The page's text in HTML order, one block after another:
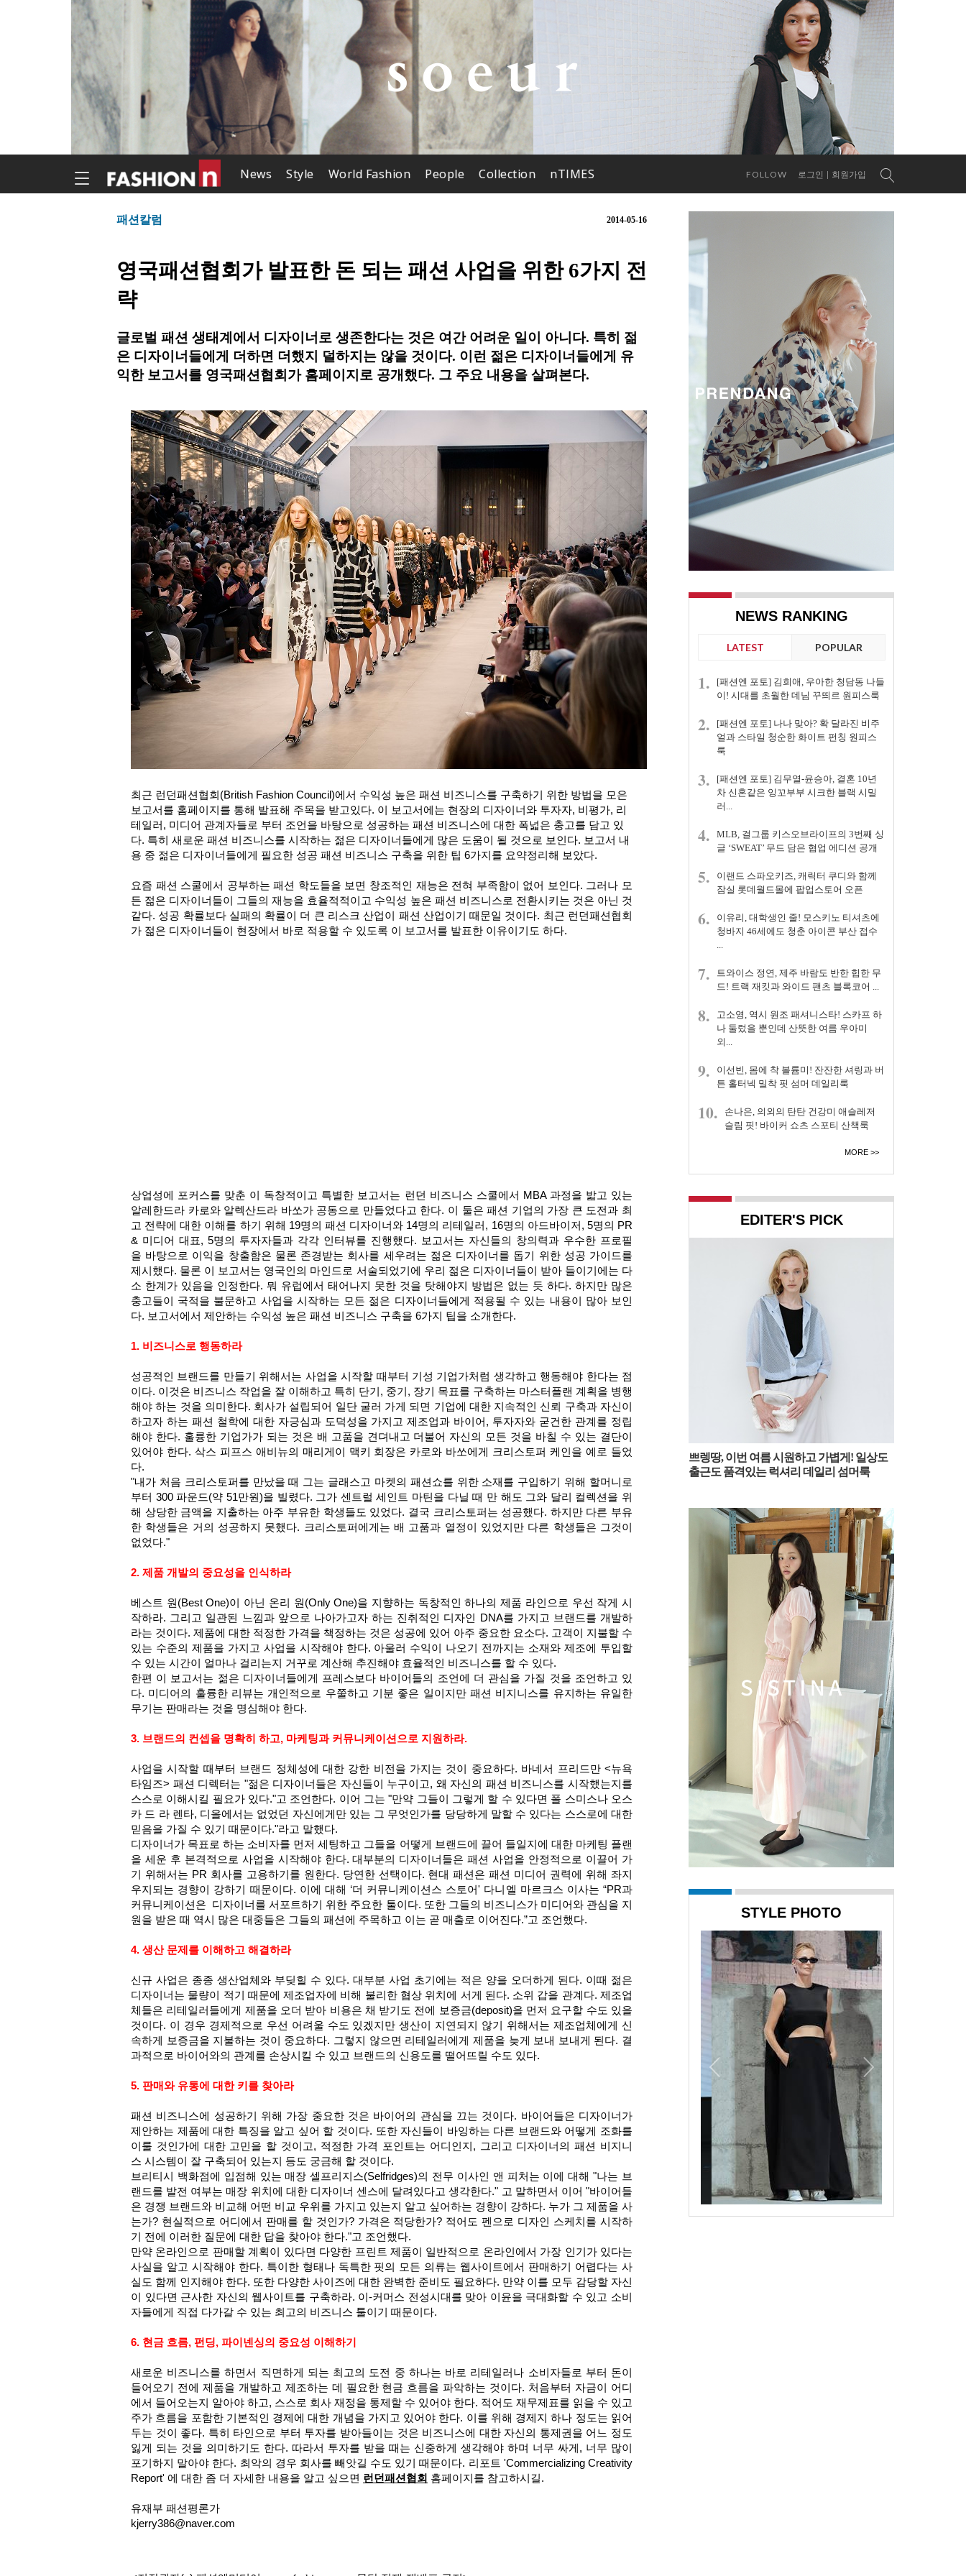
News Style World Fashion People Collection nTIMES FOLLOW 로그인 회원가입
패션칼럼 2014-05-16
영국패션협회가 발표한 돈 되는 패션 사업을 위한 6가지 전
략
글로벌 패션 생태계에서 디자이너로 생존한다는 것은 여간 어려운 일이 아니다. 특히 젊
은 디자이너들에게 더하면 더했지 덜하지는 않을 것이다. 이런 젊은 디자이너들에게 유
익한 보고서를 영국패션협회가 홈페이지로 공개했다. 그 주요 내용을 살펴본다.
최근 런던패션협회(British Fashion Council)에서 수익성 높은 패션 비즈니스를 구축하기 위한 방법을 모은
보고서 를 홈페이지를 통해 발표해 주목을 받고있다. 이 보고서에는 현장의 디자이너와 투자자, 비평가, 리
테일러, 미디어 관계자들로 부터 조언을 바탕으로 성공하는 패션 비즈니스에 대한 폭넓은 충고를 담고 있
다. 특히 새로운 패션 비즈니스를 시작하는 젊은 디자이너들에게 많은 도움이 될 것으로 보인다. 보고서 내
용 중 젊은 디자이너들에게 필요한 성공 패션 비즈니스 구축을 위한 팁 6가지를 요약정리해 보았다.
요즘 패션 스쿨에서 공부하는 패션 학도들을 보면 창조적인 재능은 전혀 부족함이 없어 보인다. 그러나 모
든 젊은 디자이너들이 그들의 재능을 효율적적이고 수익성 높은 패션 비즈니스로 전환시키는 것은 아닌 것
같다. 성공 확률보다 실패의 확률이 더 큰 리스크 산업이 패션 산업이기 때문일 것이다. 최근 런던패션협회
가 젊은 디자이너들이 현장에서 바로 적용할 수 있도록 이 보고서를 발표한 이유이기도 하다.
상업성에 포커스를 맞춘 이 독창적이고 특별한 보고서는 런던 비즈니스 스쿨에서 MBA 과정을 밟고 있는
알레한드라 카로와 알렉산드라 바쏘가 공동으로 만들었다고 한다. 이 둘은 패션 기업의 가장 큰 도전과 최
고 전략에 대한 이해를 하기 위해 19명의 패션 디자이너와 14명의 리테일러, 16명의 아드바이저, 5명의 PR
& 미디어 대표, 5명의 투자자들과 각각 인터뷰를 진행했다. 보고서는 자신들의 창의력과 우수한 프로필
을 바탕으로 이익을 창출함은 물론 존경받는 회사를 세우려는 젊은 디자이너를 돕기 위한 성공 가이드를
제시했다. 물론 이 보고서는 영국인의 마인드로 서술되었기에 우리 젊은 디자이너들이 받아 들이기에는 다
소 한계가 있음을 인정한다. 뭐 유럽에서 태어나지 못한 것을 탓해야지 방법은 없는 듯 하다. 하지만 많은
충고들이 국적을 불문하고 사업을 시작하는 모든 젊은 디자이너들에게 적용될 수 있는 내용이 많아 보인
다. 보고서에서 제안하는 수익성 높은 패션 비즈니스 구축을 6가지 팁을 소개한다.
1. 비즈니스로 행동하라
성공적인 브랜드를 만들기 위해서는 사업을 시작할 때부터 기성 기업가처럼 생각하고 행동해야 한다는 점
이다. 이것은 비즈니스 작업을 잘 이해하고 특히 단기, 중기, 장기 목표를 구축하는 마스터플랜 계획을 병행
해야 하는 것을 의미한다. 회사가 설립되어 일단 굴러 가게 되면 기업에 대한 지속적인 신뢰 구축과 자신이
하고자 하는 패션 철학에 대한 자긍심과 도덕성을 가지고 제조업과 바이어, 투자자와 굳건한 관계를 정립
해야 한다. 훌륭한 기업가가 되는 것은 배 고품을 견뎌내고 더불어 자신의 모든 것을 바칠 수 있는 결단이
있어야 한다. 삭스 피프스 애비뉴의 매리게이 맥키 회장은 카로와 바쏘에게 크리스토퍼 케인을 예로 들었
다.
"내가 처음 크리스토퍼를 만났을 때 그는 글래스고 마켓의 패션쇼를 위한 소재를 구입하기 위해 할머니로
부터 300 파운드(약 51만원)을 빌렸다. 그가 센트럴 세인트 마틴을 다닐 때 만 해도 그와 달리 컬렉션을 위
해 상당한 금액을 지출하는 아주 부유한 학생들도 있었다. 결국 크리스토퍼는 성공했다. 하지만 다른 부유
한 학생들은 거의 성공하지 못했다. 크리스토퍼에게는 배 고품과 열정이 있었지만 다른 학생들은 그것이
없었다."
2. 제품 개발의 중요성을 인식하라
베스트 원(Best One)이 아닌 온리 원(Only One)을 지향하는 독창적인 하나의 제품 라인으로 우선 작게 시
작하라. 그리고 일관된 느낌과 앞으로 나아가고자 하는 진취적인 디자인 DNA를 가지고 브랜드를 개발하
라는 것이다. 제품에 대한 적정한 가격을 책정하는 것은 성공에 있어 아주 중요한 요소다. 고객이 지불할 수
있는 수준의 제품을 가지고 사업을 시작해야 한다. 아울러 수익이 나오기 전까지는 소재와 제조에 투입할
수 있는 시간이 얼마나 걸리는지 거꾸로 계산해 추진해야 효율적인 비즈니스를 할 수 있다.
한편 이 보고서는 젊은 디자이너들에게 프레스보다 바이어들의 조언에 더 관심을 가질 것을 조언하고 있
다. 미디어의 훌륭한 리뷰는 개인적으로 우쭐하고 기분 좋은 일이지만 패션 비지니스를 유지하는 유일한
무기는 판매라는 것을 명심해야 한다.
3. 브랜드의 컨셉을 명확히 하고, 마케팅과 커뮤니케이션으로 지원하라.
사업을 시작할 때부터 브랜드 정체성에 대한 강한 비전을 가지는 것이 중요하다. 바네서 프리드만 <뉴욕
타임즈> 패션 디렉터는 "젊은 디자이너들은 자신들이 누구이고, 왜 자신의 패션 비즈니스를 시작했는지를
스스로 이해시킬 필요가 있다."고 조언한다. 이어 그는 "만약 그들이 그렇게 할 수 있다면 폴 스미스나 오스
카 드 라 렌타, 디올에서는 없었던 자신에게만 있는 그 무엇인가를 당당하게 말할 수 있다는 스스로에 대한
믿음을 가질 수 있기 때문이다."라고 말했다.
디자이너가 목표로 하는 소비자를 먼저 세팅하고 그들을 어떻게 브랜드에 끌어 들일지에 대한 마케팅 플랜
을 세운 후 본격적으로 사업을 시작해야 한다. 대부분의 디자이너들은 패션 사업을 안정적으로 이끌어 가
기 위해서는 PR 회사를 고용하기를 원한다. 당연한 선택이다. 현대 패션은 패션 미디어 권력에 위해 좌지
우지되는 경향이 강하기 때문이다. 이에 대해 ‘더 커뮤니케이션스 스토어' 다니엘 마르크스 이사는 “PR과
커뮤니케이션은 디자이너를 서포트하기 위한 주요한 툴이다. 또한 그들의 비즈니스가 미디어와 관심을 지
원을 받은 때 역시 많은 대중들은 그들의 패션에 주목하고 이는 곧 매출로 이어진다.”고 조언했다.
4. 생산 문제를 이해하고 해결하라
신규 사업은 종종 생산업체와 부딪힐 수 있다. 대부분 사업 초기에는 적은 양을 오더하게 된다. 이때 젊은
디자이너는 물량이 적기 때문에 제조업자에 비해 불리한 협상 위치에 서게 된다. 소위 갑을 관계다. 제조업
체들은 리테일러들에게 제품을 오더 받아 비용은 채 받기도 전에 보증금(deposit)을 먼저 요구할 수도 있을
것이다. 이 경우 경제적으로 우선 어려울 수도 있겠지만 생산이 지연되지 않기 위해서는 제조업체에게 신
속하게 보증금을 지불하는 것이 중요하다. 그렇지 않으면 리테일러에게 제품을 늦게 보내 보내게 된다. 결
과적으로 바이어와의 관계를 손상시킬 수 있고 브랜드의 신용도를 떨어뜨릴 수도 있다.
5. 판매와 유통에 대한 키를 찾아라
패션 비즈니스에 성공하기 위해 가장 중요한 것은 바이어의 관심을 끄는 것이다. 바이어들은 디자이너가
제안하는 제품에 대한 특징을 알고 싶어 할 것이다. 또한 자신들이 바잉하는 다른 브랜드와 어떻게 조화를
이룰 것인가에 대한 고민을 할 것이고, 적정한 가격 포인트는 어디인지, 그리고 디자이너의 패션 비지니
스 시스템이 잘 구축되어 있는지 등도 궁금해 할 것이다.
브리티시 백화점에 입점해 있는 매장 셀프리지스(Selfridges)의 전무 이사인 앤 피처는 이에 대해 "나는 브
랜드를 발전 여부는 매장 위치에 대한 디자이너 센스에 달려있다고 생각한다." 고 말하면서 이어 "바이어들
은 경쟁 브랜드와 비교해 어떤 비교 우위를 가지고 있는지 알고 싶어하는 경향이 강하다. 누가 그 제품을 사
는가? 현실적으로 어디에서 판매를 할 것인가? 가격은 적당한가? 적어도 펜으로 디자인 스케치를 시작하
기 전에 이러한 질문에 대한 답을 찾아야 한다."고 조언했다.
만약 온라인으로 판매할 계획이 있다면 다양한 프린트 제품이 일반적으로 온라인에서 가장 인기가 있다는
사실을 알고 시작해야 한다. 특이한 형태나 독특한 핏의 모든 의류는 웹사이트에서 판매하기 어렵다는 사
실도 함께 인지해야 한다. 또한 다양한 사이즈에 대한 완벽한 준비도 필요하다. 만약 이를 모두 감당할 자신
이 있다면 근사한 자신의 웹사이트를 구축하라. 이-커머스 전성시대를 맞아 이윤을 극대화할 수 있고 소비
자들에게 직접 다가갈 수 있는 최고의 비즈니스 툴이기 때문이다.
6. 현금 흐름, 펀딩, 파이넨싱의 중요성 이해하기
새로운 비즈니스를 하면서 직면하게 되는 최고의 도전 중 하나는 바로 리테일러나 소비자들로 부터 돈이
들어오기 전에 제품을 개발하고 제조하는 데 필요한 현금 흐름을 파악하는 것이다. 처음부터 자금이 어디
에서 들어오는지 알아야 하고, 스스로 회사 재정을 통제할 수 있어야 한다. 적어도 재무제표를 읽을 수 있고
주가 흐름을 포함한 기본적인 경제에 대한 개념을 가지고 있어야 한다. 이를 위해 경제지 하나 정도는 읽어
두는 것이 좋다. 특히 타인으로 부터 투자를 받아들이는 것은 비즈니스에 대한 자신의 통제권을 어느 정도
잃게 되는 것을 의미하기도 한다. 따라서 투자를 받을 때는 신중하게 생각해야 하며 너무 싸게, 너무 많이
포기하지 말아야 한다. 최악의 경우 회사를 빼앗길 수도 있기 때문이다. 리포트 'Commercializing Creativity
Report' 에 대한 좀 더 자세한 내용을 알고 싶으면 런던패션협회 홈페이지를 참고하시길.
유재부 패션평론가
kjerry386@naver.com
NEWS RANKING
LATEST POPULAR
1.
[패션엔 포토] 김희애, 우아한 청담동 나들
이! 시대를 초월한 데님 꾸띄르 원피스룩
2.
[패션엔 포토] 나나 맞아? 확 달라진 비주
얼과 스타일 청순한 화이트 펀칭 원피스
룩
3.
[패션엔 포토] 김무열-윤승아, 결혼 10년
차 신혼같은 잉꼬부부 시크한 블랙 시밀
러...
4.
MLB, 걸그룹 키스오브라이프의 3번째 싱
글 ‘SWEAT’ 무드 담은 협업 에디션 공개
5.
이랜드 스파오키즈, 캐릭터 쿠디와 함께
잠실 롯데월드몰에 팝업스토어 오픈
6.
이유리, 대학생인 줄! 모스키노 티셔츠에
청바지 46세에도 청춘 아이콘 부산 접수
...
7.
트와이스 정연, 제주 바람도 반한 힙한 무
드! 트랙 재킷과 와이드 팬츠 블록코어 ...
8.
고소영, 역시 원조 패셔니스타! 스카프 하
나 둘렀을 뿐인데 산뜻한 여름 우아미
외...
9.
이선빈, 몸에 착 볼륨미! 잔잔한 셔링과 버
튼 홀터넥 밀착 핏 섬머 데일리룩
10.
손나은, 의외의 탄탄 건강미 애슬레저
슬림 핏! 바이커 쇼츠 스포티 산책룩
MORE
EDITER'S PICK
쁘렝땅, 이번 여름 시원하고 가볍게! 일상도
출근도 품격있는 럭셔리 데일리 섬머룩
STYLE PHOTO